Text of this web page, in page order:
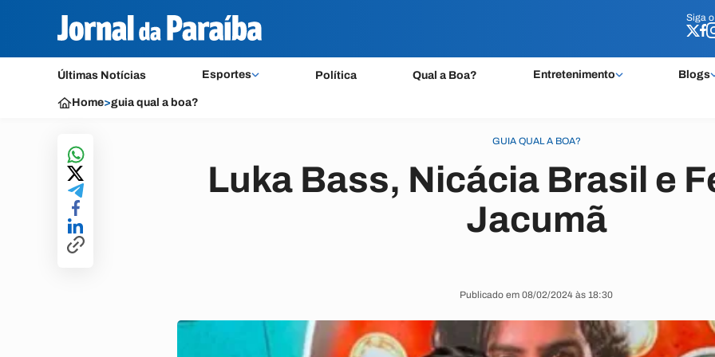
Siga o
Últimas Notícias Esportes Política Qual a Boa? Entretenimento Blogs
Siga o
Home>guia qual a boa?
GUIA QUAL A BOA?
Luka Bass, Nicácia Brasil e
Jacumã
Publicado em 08/02/2024 às 18:30